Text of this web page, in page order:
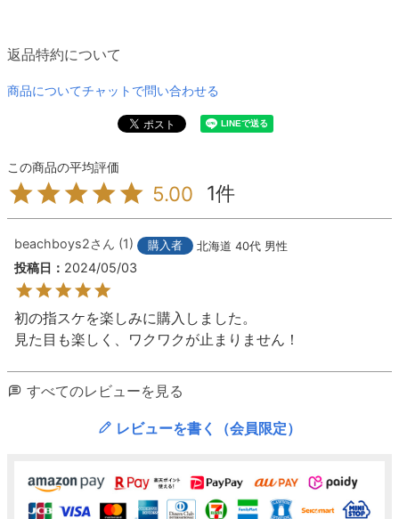
返品特約について
商品についてチャットで問い合わせる
5.00 1
beachboys2 1 購入者 北海道 40代 男性
投稿日 2024/05/03
初の指スケを楽しみに購入しました。
見た目も楽しく、ワクワクが止まりません！
すべてのレビューを見る
レビューを書く（会員限定）